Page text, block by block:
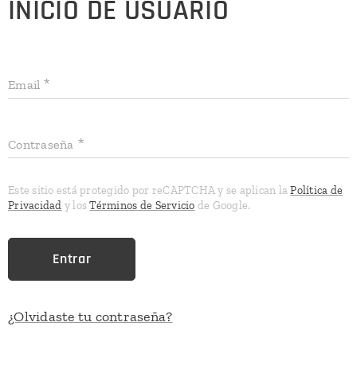
INICIO DE USUARIO
Email
Contraseña
Este sitio está protegido por reCAPTCHA y se aplican laPolítica de
Privacidad y losTérminos de Servicio de Google.
Entrar
¿Olvidaste tu contraseña?